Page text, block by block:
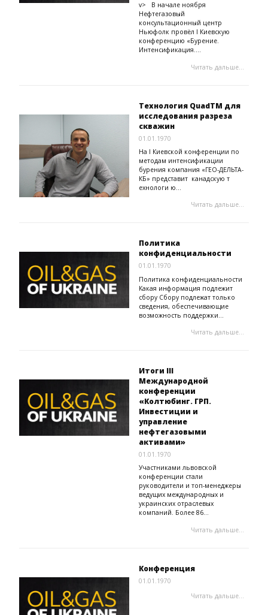
v> В начале ноября
Нефтегазовый
консультационный центр
Ньюфолк провёл I Киевскую
конференцию «Бурение.
Интенсификация....
Читать дальше...
Технология QuadTM для
исследования разреза
скважин
01.01.1970
На I Киевской конференции по
методам интенсификации
бурения компания «ГЕО-ДЕЛЬТА-
КБ» представит канадскую т
ехнологи ю...
Читать дальше...
Политика
конфиденциальности
01.01.1970
Политика конфиденциальности
Какая информация подлежит
сбору Сбору подлежат только
сведения, обеспечивающие
возможность поддержки...
Читать дальше...
Итоги ІІI
Международной
конференции
«Колтюбинг. ГРП.
Инвестиции и
управление
нефтегазовыми
активами»
01.01.1970
Участниками львовской
конференции стали
руководители и топ-менеджеры
ведущих международных и
украинских отраслевых
компаний. Более 86...
Читать дальше...
Конференция
01.01.1970
Читать дальше...